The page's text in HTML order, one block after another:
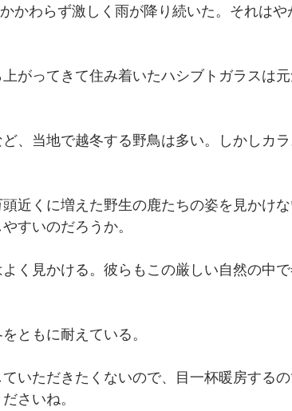
かわらず激しく雨が降り続いた。それは
がってきて住み着いたハシブトガラスは
、当地で越冬する野鳥は多い。しかしカ
近くに増えた野生の鹿たちの姿を見かけ
すいのだろうか。
く見かける。彼らもこの厳しい自然の中
ともに耐えている。
いただきたくないので、目一杯暖房する
さいね。